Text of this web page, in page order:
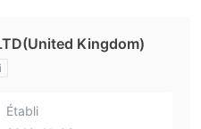
Kingdom)
Établi